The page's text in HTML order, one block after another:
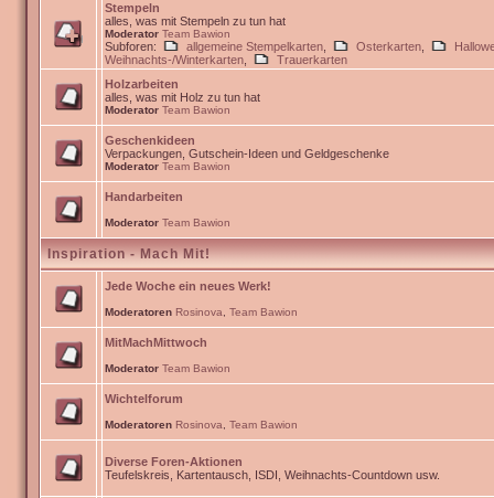
Stempeln
alles, was mit Stempeln zu tun hat
Moderator Team Bawion
Subforen: allgemeine Stempelkarten Osterkarten
Weihnachts-/Winterkarten
Trauerkarten
Holzarbeiten
alles, was mit Holz zu tun hat
Moderator Team Bawion
Geschenkideen
Verpackungen, Gutschein-Ideen und Geldgeschenke
Moderator Team Bawion
Handarbeiten
Moderator Team Bawion
Inspiration - Mach Mit!
Jede Woche ein neues Werk!
Moderatoren Rosinova Team Bawion
MitMachMittwoch
Moderator Team Bawion
Wichtelforum
Moderatoren Rosinova Team Bawion
Diverse Foren-Aktionen
Teufelskreis, Kartentausch, ISDI, Weihnachts-Countdown usw.